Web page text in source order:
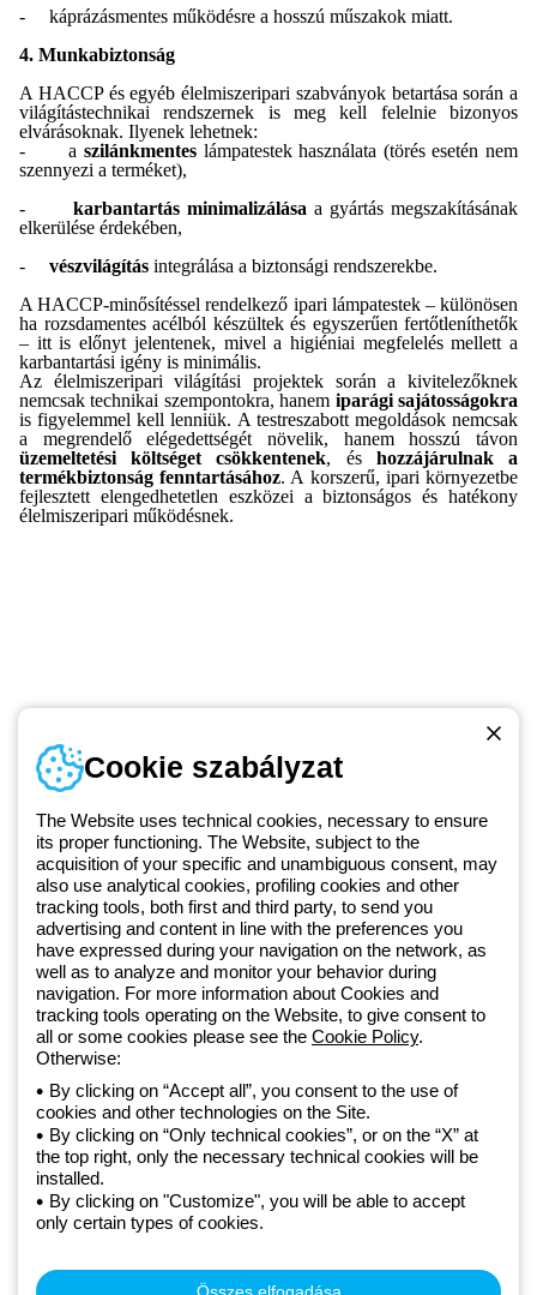
-
káprázásmentes működésre a hosszú műszakok miatt.
4. Munkabiztonság
A HACCP és egyéb élelmiszeripari szabványok betartása során a
világítástechnikai rendszernek is meg kell felelnie bizonyos
elvárásoknak. Ilyenek lehetnek:
-
a szilánkmenteslámpatestek használata (törés esetén nem
szennyezi a terméket),
-
karbantartás minimalizálása a gyártás megszakításának
elkerülése érdekében,
-
vészvilágítás integrálása a biztonsági rendszerekbe.
A HACCP-minősítéssel rendelkező ipari lámpatestek – különösen
ha rozsdamentes acélból készültek és egyszerűen fertőtleníthetők
– itt is előnyt jelentenek, mivel a higiéniai megfelelés mellett a
karbantartási igény is minimális.
Az élelmiszeripari világítási projektek során a kivitelezőknek
nemcsak technikai szempontokra, hanem iparági sajátosságokra
is figyelemmel kell lenniük. A testreszabott megoldások nemcsak
a megrendelő elégedettségét növelik, hanem hosszú távon
üzemeltetési költséget csökkentenek, és hozzájárulnak a
termékbiztonság fenntartásához. A korszerű, ipari környezetbe
fejlesztett elengedhetetlen eszközei a biztonságos és hatékony
élelmiszeripari működésnek.
Since 2025, Beghelli has been part of the GEWISS Group, within the
GEWISS LightZone ecosystem, where we develop integrated
lighting solutions that transform complexity into simplicity, supporting
professionals and end users in meeting their needs. Discover more
about GEWISS
Telefonszám
Hétfőtől-péntekig: 8.00-16.30
1 951 3194
Adatvédelmi szabályzat
Cookie szabályzat
Általános szerződési feltételek
Minden szabályzat
Accessibility
Credits
to the direction and coordination of Gewiss S.p.A. - P.IVA (IT)
Cookie szabályzat
The Website uses technical cookies, necessary to ensure
its proper functioning. The Website, subject to the
acquisition of your specific and unambiguous consent, may
also use analytical cookies, profiling cookies and other
tracking tools, both first and third party, to send you
advertising and content in line with the preferences you
have expressed during your navigation on the network, as
well as to analyze and monitor your behavior during
navigation. For more information about Cookies and
tracking tools operating on the Website, to give consent to
all or some cookies please see the Cookie Policy.
Otherwise:
By clicking on “Accept all”, you consent to the use of
cookies and other technologies on the Site.
By clicking on “Only technical cookies”, or on the “X” at
the top right, only the necessary technical cookies will be
installed.
By clicking on "Customize", you will be able to accept
only certain types of cookies.